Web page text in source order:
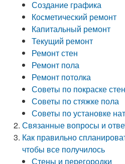
Создание графика
Косметический ремонт
Капитальный ремонт
Текущий ремонт
Ремонт стен
Ремонт пола
Ремонт потолка
Советы по покраске стен
Советы по стяжке пола
Советы по установке
Связанные вопросы и
Как правильно
чтобы все получилось
Стены и перегородки